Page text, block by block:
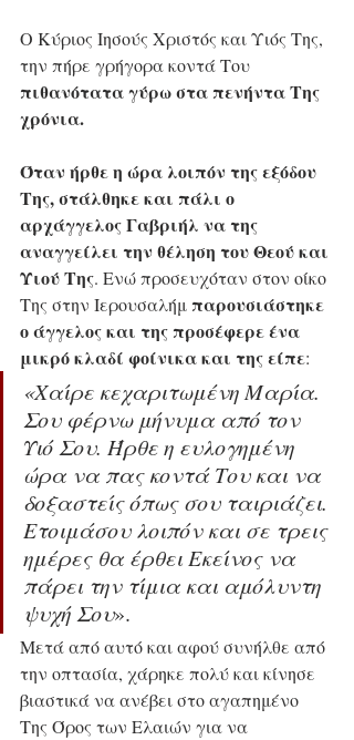
Ο Κύριος Ιησούς Χριστός και Υιός Της,
την πήρε γρήγορα κοντά Του
πιθανότατα γύρω στα πενήντα Της
χρόνια.
Όταν ήρθε η ώρα λοιπόν της εξόδου
Της, στάλθηκε και πάλι ο
αρχάγγελος Γαβριήλ να της
αναγγείλει την θέληση του Θεού και
Υιού Της. Ενώ προσευχόταν στον οίκο
Της στην Ιερουσαλήμ παρουσιάστηκε
ο άγγελος και της προσέφερε ένα
μικρό κλαδί φοίνικα και της είπε:
«Χαίρε κεχαριτωμένη Μαρία.
Σου φέρνω μήνυμα από τον
Υιό Σου. Ήρθε η ευλογημένη
ώρα να πας κοντά Του και να
δοξαστείς όπως σου ταιριάζει.
Ετοιμάσου λοιπόν και σε τρεις
ημέρες θα έρθει Εκείνος να
πάρει την τίμια και αμόλυντη
ψυχή Σου».
Μετά από αυτό και αφού συνήλθε από
την οπτασία, χάρηκε πολύ και κίνησε
βιαστικά να ανέβει στο αγαπημένο
Της Όρος των Ελαιών για να